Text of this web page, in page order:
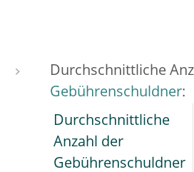
Durchschnittliche
Gebührenschuldner:
Durchschnittliche
Anzahl der
Gebührenschuldner